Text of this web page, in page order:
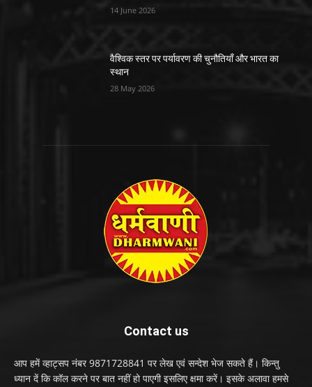
14 June 2026
वैश्विक स्तर पर पर्यावरण की चुनौतियाँ और भारत का
स्थान
28 May 2026
Contact us
आप हमें व्हाट्सप नंबर 9871728841 पर लेख एवं सन्देश भेज सकते हैं। किन्तु
ध्यान दें कि कॉल करने पर बात नहीं हो पाएगी इसलिए क्षमा करें। इसके अलावा हमसे